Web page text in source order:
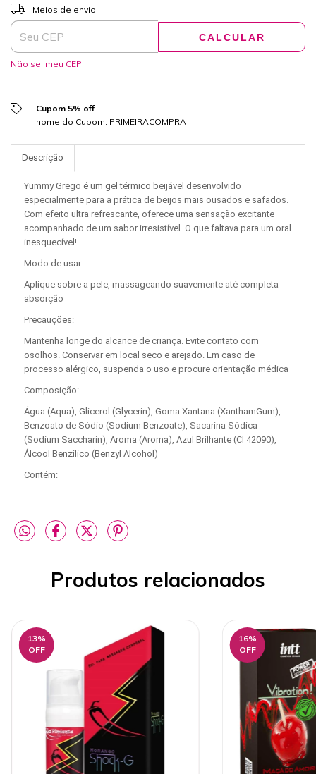
Entregas para o CEP:
Meios de envio
CALCULAR
Não sei meu CEP
Cupom 5% off
nome do Cupom: PRIMEIRACOMPRA
Descrição
Yummy Grego é um gel térmico beijável desenvolvido
especialmente para a prática de beijos mais ousados e safados.
Com efeito ultra refrescante, oferece uma sensação excitante
acompanhado de um sabor irresistível. O que faltava para um oral
inesquecível!
Modo de usar:
Aplique sobre a pele, massageando suavemente até completa
absorção
Precauções:
Mantenha longe do alcance de criança. Evite contato com
osolhos. Conservar em local seco e arejado. Em caso de
processo alérgico, suspenda o uso e procure orientação médica
Composição:
Água (Aqua), Glicerol (Glycerin), Goma Xantana (XanthamGum),
Benzoato de Sódio (Sodium Benzoate), Sacarina Sódica
(Sodium Saccharin), Aroma (Aroma), Azul Brilhante (CI 42090),
Álcool Benzílico (Benzyl Alcohol)
Contém:
Produtos relacionados
13%
OFF
16%
OFF